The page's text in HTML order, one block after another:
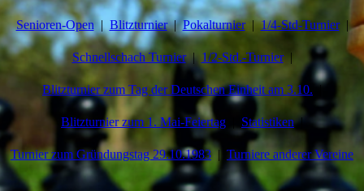
Senioren-Open Blitzturnier Pokalturnier 1/4-Std-Turnier
Schnellschach Turnier 1/2-Std.-Turnier
Blitzturnier zum Tag der Deutschen Einheit am 3.10.
Blitzturnier zum 1. Mai-Feiertag Statistiken
Turnier zum Gründungstag 29.10.1983 Turniere anderer Vereine